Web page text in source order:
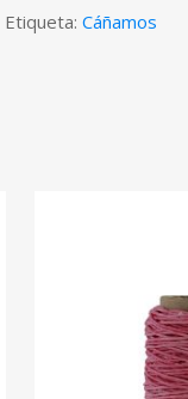
Etiqueta: Cáñamos